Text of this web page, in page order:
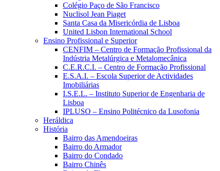
Colégio Paço de São Francisco
Nuclisol Jean Piaget
Santa Casa da Misericórdia de Lisboa
United Lisbon International School
Ensino Profissional e Superior
CENFIM – Centro de Formação Profissional da
Indústria Metalúrgica e Metalomecânica
C.E.R.C.I. – Centro de Formação Profissional
E.S.A.I. – Escola Superior de Actividades
Imobiliárias
I.S.E.L. – Instituto Superior de Engenharia de
Lisboa
IPLUSO – Ensino Politécnico da Lusofonia
Heráldica
História
Bairro das Amendoeiras
Bairro do Armador
Bairro do Condado
Bairro Chinês